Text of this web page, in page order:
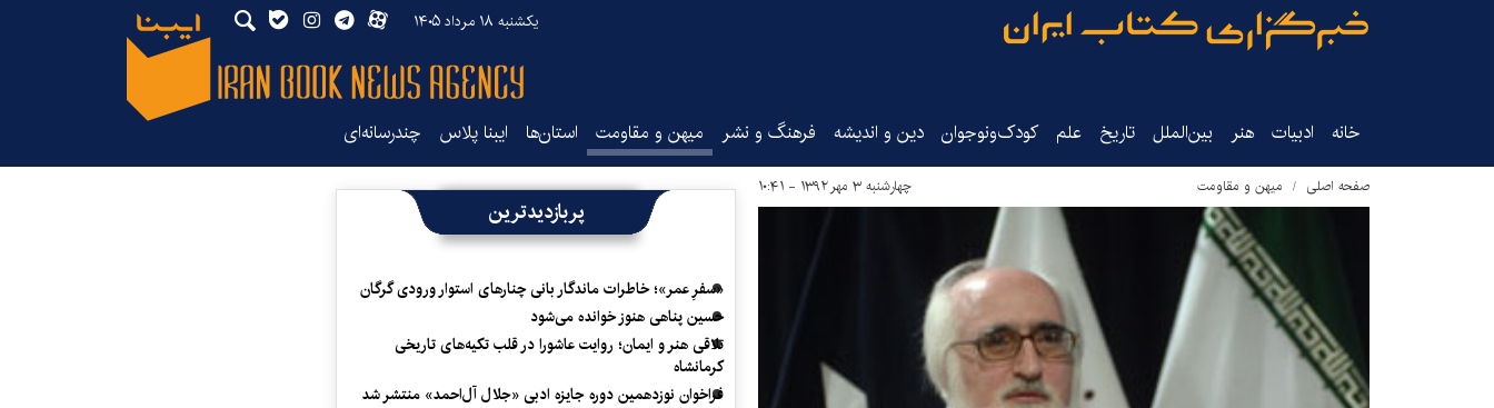
یکشنبه ۱۸ مرداد ۱۴۰۵
خانه ادبیات هنر بین‌الملل تاریخ‌ علم کودک‌ونوجوان دین و اندیشه فرهنگ و نشر میهن و مقاومت استان‌ها ایبنا پلاس چندرسانه‌ای
صفحه اصلی میهن و مقاومت چهارشنبه ۳ مهر ۱۳۹۲ - ۱۰:۴۱
پربازدیدترین
«سفرِ عمر»؛ خاطرات ماندگار بانی چنارهای استوار ورودی گرگان
حسین پناهی هنوز خوانده می‌شود
تلاقی هنر و ایمان؛ روایت عاشورا در قلب تکیه‌های تاریخی
کرمانشاه
فراخوان نوزدهمین دوره جایزه ادبی «جلال آل‌احمد» منتشر شد